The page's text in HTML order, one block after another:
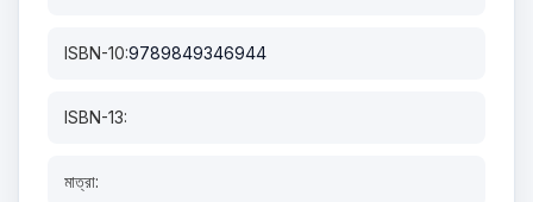
ISBN-10:9789849346944
ISBN-13:
মাত্রা: